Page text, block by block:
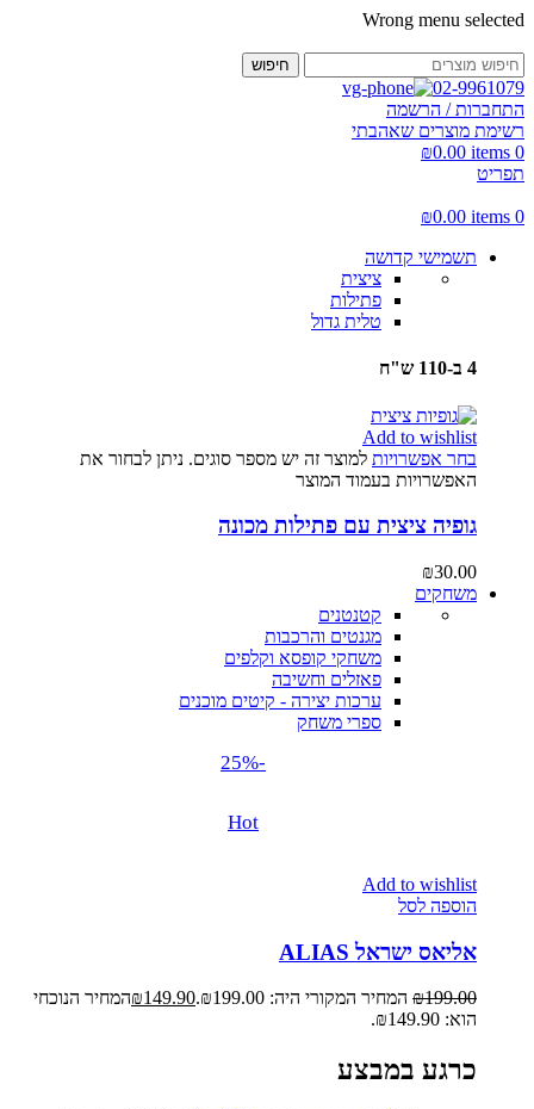
Wrong menu selected
חיפוש
02-9961079
התחברות / הרשמה
רשימת מוצרים שאהבתי
0
items
₪0.00
תפריט
0
items
₪0.00
תשמישי קדושה
ציצית
פתילות
טלית גדול
4 ב-110 ש"ח
Add to wishlist
בחר אפשרויות למוצר זה יש מספר סוגים. ניתן לבחור את
האפשרויות בעמוד המוצר
גופיה ציצית עם פתילות מכונה
₪30.00
משחקים
קטנטנים
מגנטים והרכבות
משחקי קופסא וקלפים
פאזלים וחשיבה
ערכות יצירה - קיטים מוכנים
ספרי משחק
-25%
Hot
Add to wishlist
הוספה לסל
אליאס ישראל ALIAS
₪199.00 המחיר המקורי היה: ₪199.00. ₪149.90
המחיר הנוכחי
הוא: ₪149.90.
כרגע במבצע